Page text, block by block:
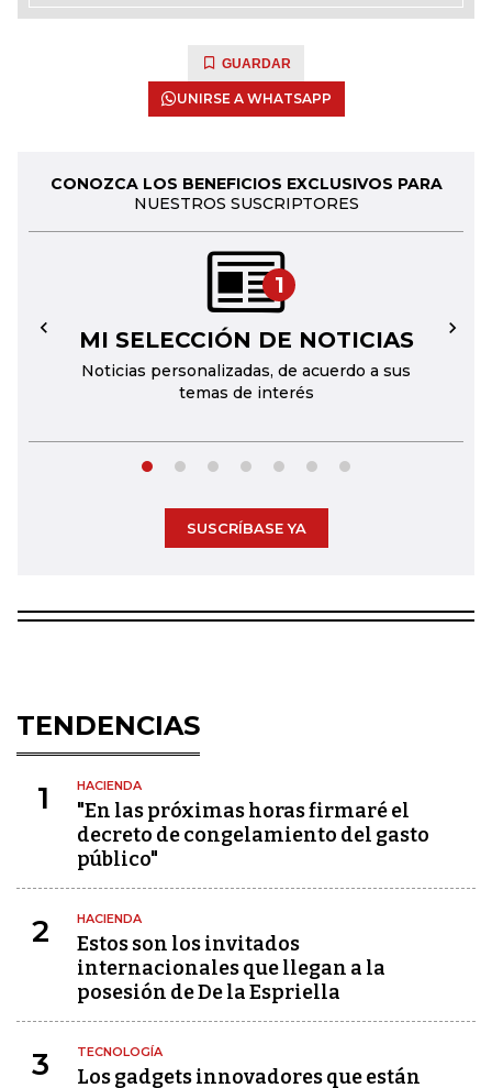
GUARDAR
UNIRSE A WHATSAPP
CONOZCA LOS BENEFICIOS EXCLUSIVOS PARA
NUESTROS SUSCRIPTORES
1
MI SELECCIÓN DE NOTICIAS
Noticias personalizadas, de acuerdo a sus
temas de interés
← →
SUSCRÍBASE YA
TENDENCIAS
1 HACIENDA
"En las próximas horas firmaré el
decreto de congelamiento del gasto
público"
2 HACIENDA
Estos son los invitados
internacionales que llegan a la
posesión de De la Espriella
3 TECNOLOGÍA
Los gadgets innovadores que están